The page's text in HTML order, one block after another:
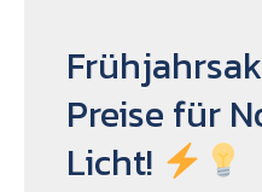
Preise für
Licht!